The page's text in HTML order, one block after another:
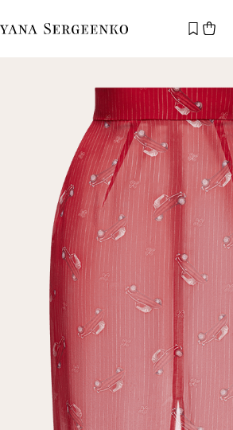
помощь?
+7 495 105 70 25
11—19
Новый
клиент